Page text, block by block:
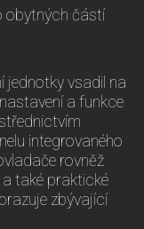
obytných částí
jednotky vsadil na
a funkce
integrovaného
rovněž
také praktické
zbývající